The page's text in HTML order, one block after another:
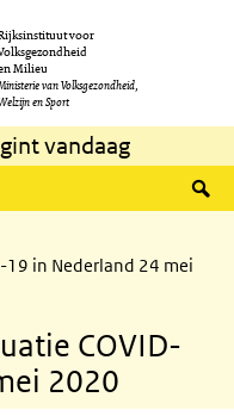
voor
Milieu
van Volksgezondheid,
en Sport
vandaag
19 in Nederland 24 mei
COVID-
2020